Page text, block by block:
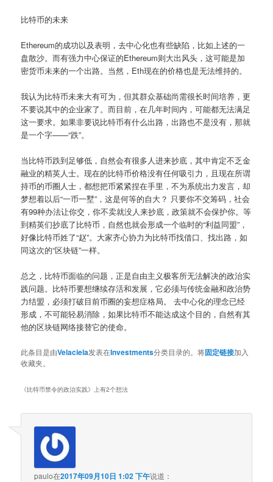
比特币的未来
Ethereum的成功以及表明，去中心化也有些缺陷，比如上述的一
盘散沙。而有强力中心保证的Ethereum则大出风头，这可能是加
密货币未来的一个出路。当然，Eth现在的价格也是无法维持的。
我认为比特币未来大有可为，但其群众基础尚需很长时间培养，更
不要说其中的企业家了。而目前，在几年时间内，可能都无法满足
这一要求。如果非要说比特币有什么出路，出路也不是没有，那就
是一个字——“跌”。
当比特币跌到足够低，自然会有很多人进来抄底，其中肯定不乏金
融业的精英人士。现在的比特币价格没有任何吸引力，且现在所谓
持币的币圈人士，都想把币紧紧捏在手里，不为系统出力发言，却
梦想着以后“一币一墅”，这是何等的自大？ 只要你不交筹码，社会
有99种办法让你交，你不卖就没人来抄底，政策就不会保护你。等
到精英们抄底了比特币，自然也就会形成一个临时的“利益同盟”，
好像比特币姓了“赵”。大家齐心协力为比特币找借口、找出路，如
同这次的“区块链”一样。
总之，比特币面临的问题，正是自由主义极客所无法解决的政治实
践问题。比特币要想继续存活和发展，它必须与传统金融和政治势
力结盟，必须打破目前币圈的妄想症格局。 去中心化的理念已经
形成，不可能轻易消除，如果比特币不能达成这个目的，自然有其
他的区块链网络接替它的使命。
此条目是由Velaciela发表在Investments分类目录的。将固定链接加入
收藏夹。
《比特币禁令的政治实践》上有2个想法
paulo在2017年09月10日 1:02 下午说道：